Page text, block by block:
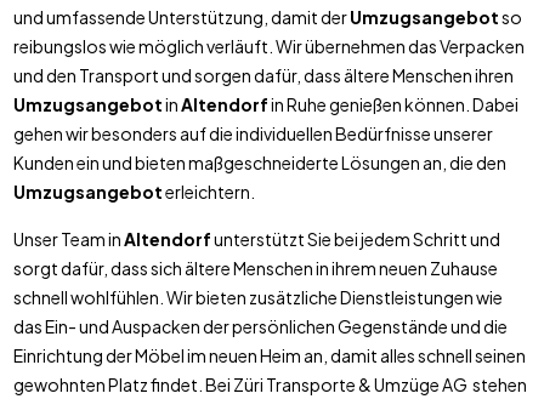
und umfassende Unterstützung, damit derUmzugsangebotso
reibungslos wie möglich verläuft. Wir übernehmen das Verpacken
und den Transport und sorgen dafür, dass ältere Menschen ihren
UmzugsangebotinAltendorfin Ruhe genießen können. Dabei
gehen wir besonders auf die individuellen Bedürfnisse unserer
Kunden ein und bieten maßgeschneiderte Lösungen an, die den
Umzugsangeboterleichtern.
Unser Team inAltendorfunterstützt Sie bei jedem Schritt und
sorgt dafür, dass sich ältere Menschen in ihrem neuen Zuhause
schnell wohlfühlen. Wir bieten zusätzliche Dienstleistungen wie
das Ein- und Auspacken der persönlichen Gegenstände und die
Einrichtung der Möbel im neuen Heim an, damit alles schnell seinen
gewohnten Platz findet. Bei Züri Transporte & Umzüge AG stehen